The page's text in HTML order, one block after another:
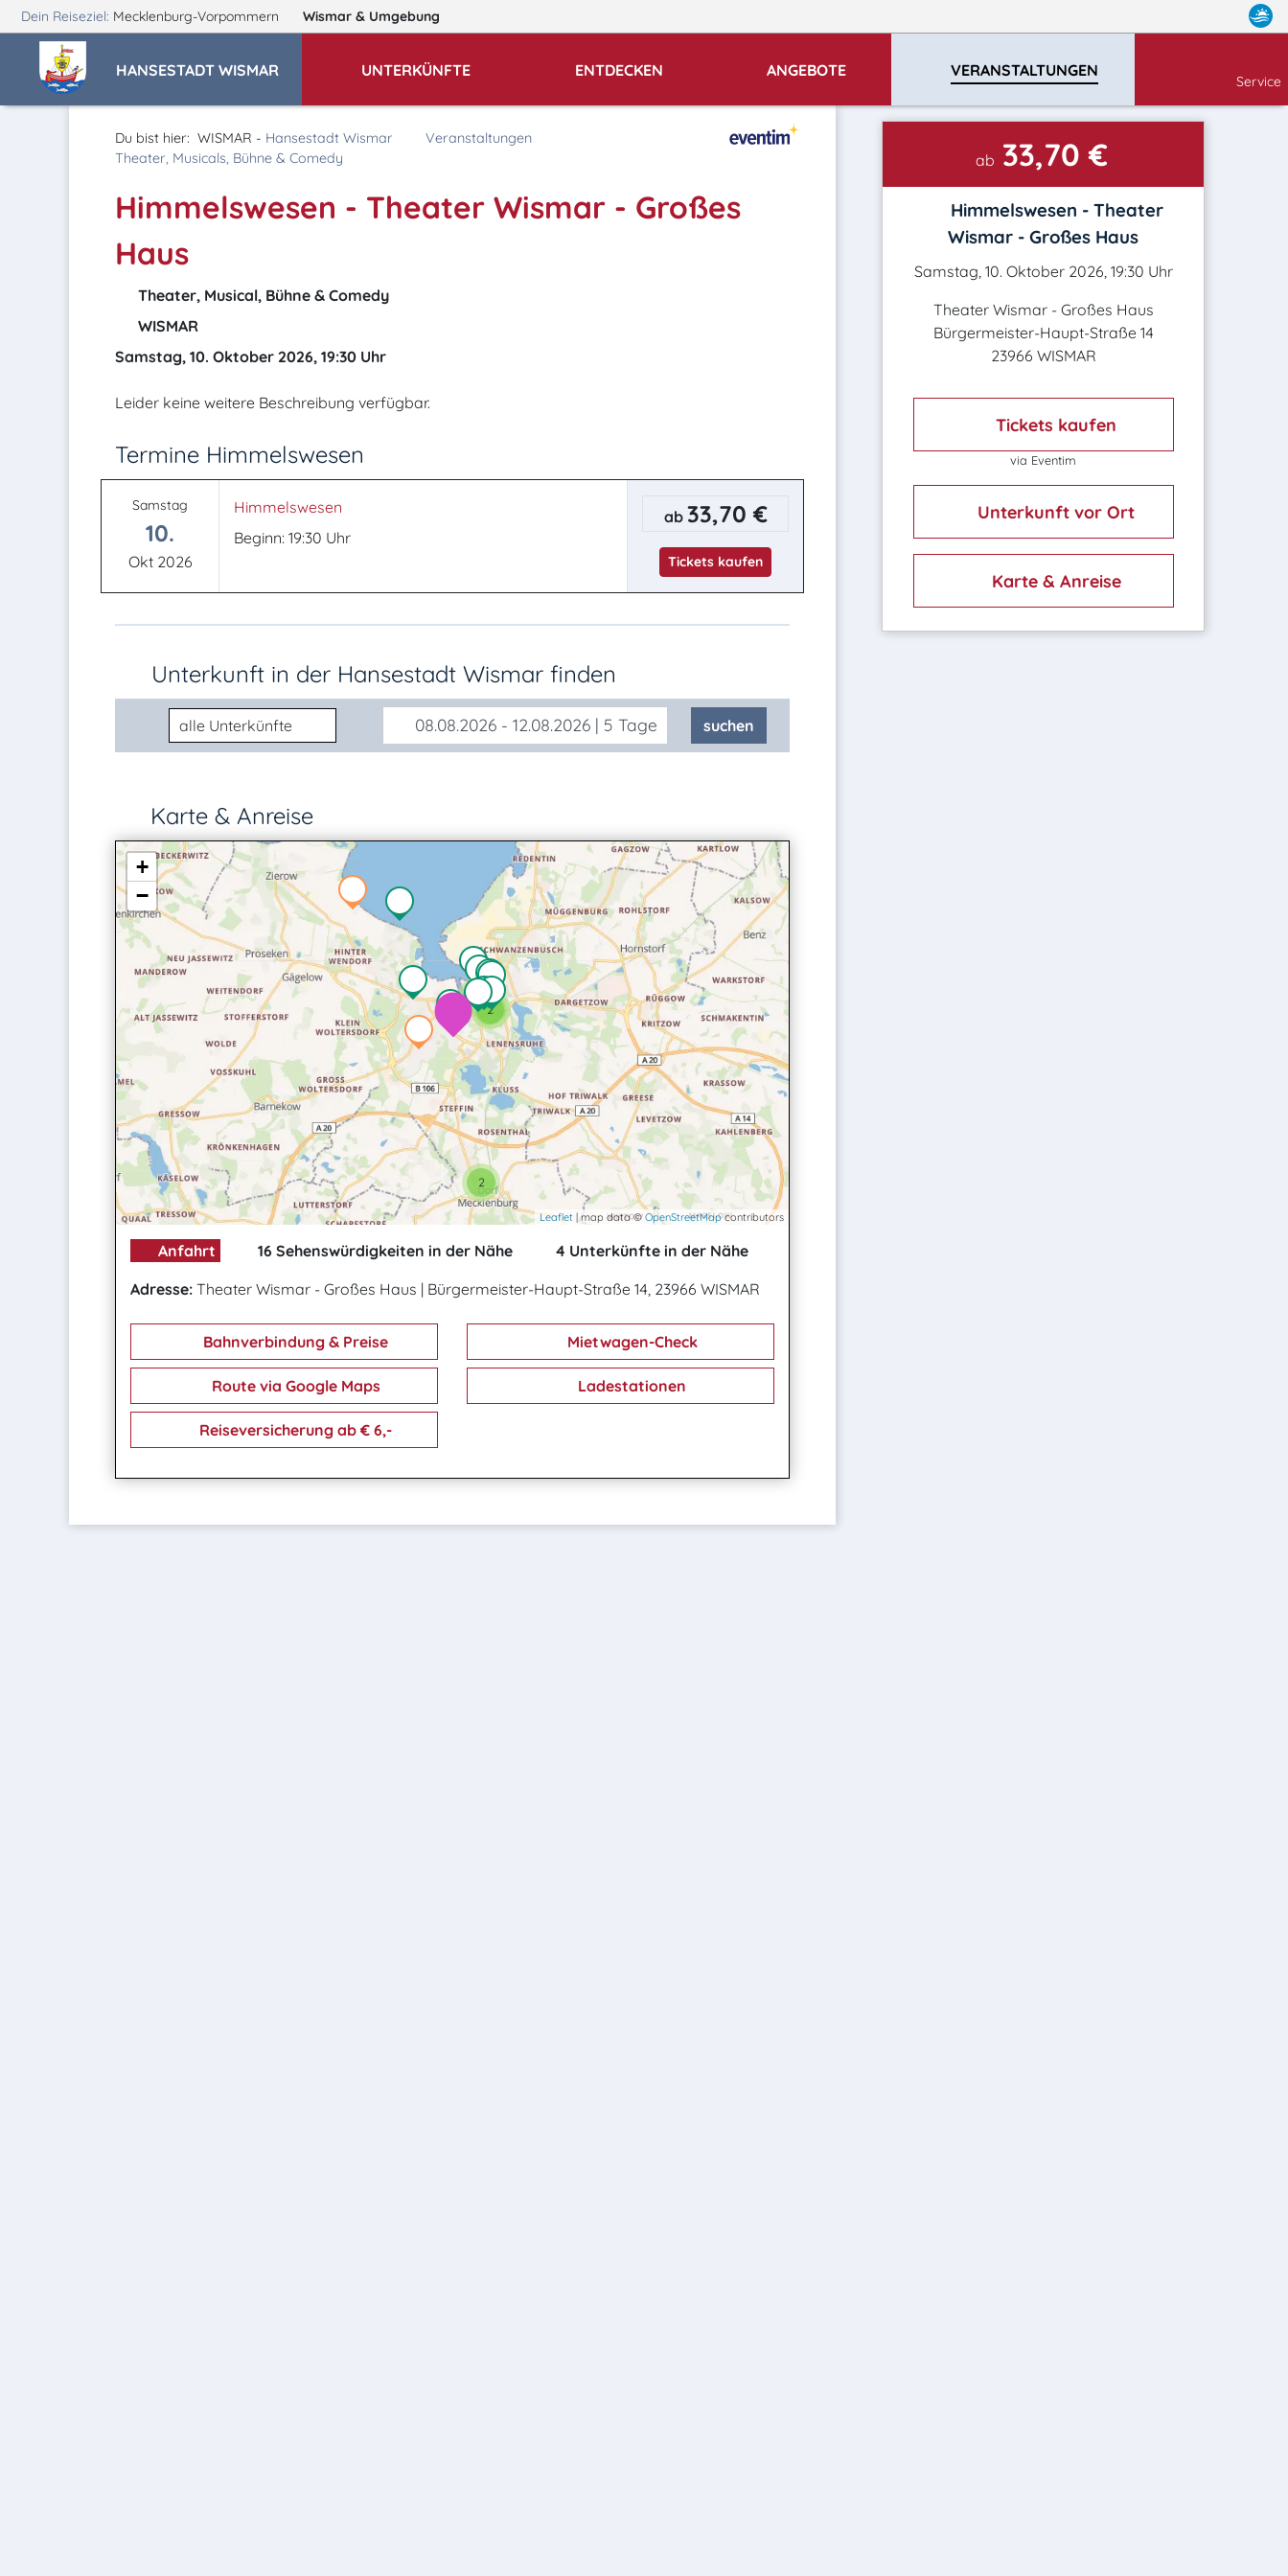
Dein Reiseziel: Mecklenburg-Vorpommern Wismar & Umgebung
HANSESTADT WISMAR UNTERKÜNFTE ENTDECKEN ANGEBOTE VERANSTALTUNGEN
Service
Du bist hier: WISMAR - Hansestadt Wismar
Veranstaltungen
Theater, Musicals, Bühne & Comedy
Himmelswesen - Theater Wismar - Großes
Haus
Theater, Musical, Bühne & Comedy
WISMAR
Samstag, 10. Oktober 2026, 19:30 Uhr
Leider keine weitere Beschreibung verfügbar.
Termine Himmelswesen
Samstag
10.
Okt 2026
Himmelswesen
Beginn: 19:30 Uhr
ab 33,70 €
Tickets kaufen
Unterkunft in der Hansestadt Wismar finden
Unterkunftsart 08.08.2026 - 12.08.2026 | 5 Tage suchen
Karte & Anreise
2
2
2
+
−
Leaflet | map data ©OpenStreetMapcontributors
Anfahrt 16 Sehenswürdigkeiten in der Nähe
4 Unterkünfte in der Nähe
Adresse: Theater Wismar - Großes Haus | Bürgermeister-Haupt-Straße 14, 23966 WISMAR
Bahnverbindung & Preise Mietwagen-Check
Route via Google Maps Ladestationen
Reiseversicherung ab € 6,-
ab 33,70 €
Himmelswesen - Theater
Wismar - Großes Haus
Samstag, 10. Oktober 2026, 19:30 Uhr
Theater Wismar - Großes Haus
Bürgermeister-Haupt-Straße 14
23966 WISMAR
Tickets kaufen
via Eventim
Unterkunft vor Ort
Karte & Anreise